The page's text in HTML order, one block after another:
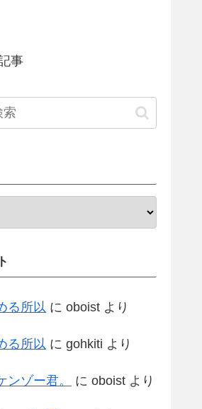
事
る所以 に oboist より
る所以 に gohkiti より
ンゾー君。 に oboist より